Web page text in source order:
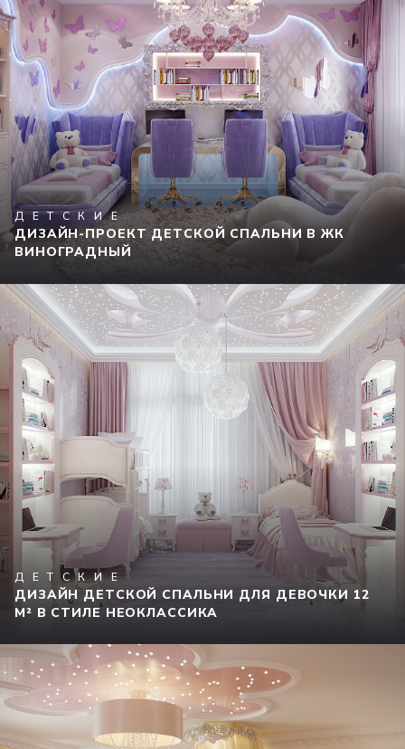
ДЕТСКИЕ
ДИЗАЙН-ПРОЕКТ ДЕТСКОЙ СПАЛЬНИ В ЖК
ВИНОГРАДНЫЙ
ДЕТСКИЕ
ДИЗАЙН ДЕТСКОЙ СПАЛЬНИ ДЛЯ ДЕВОЧКИ 12
М² В СТИЛЕ НЕОКЛАССИКА